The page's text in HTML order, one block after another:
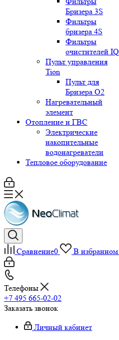
Бризера 3S
Фильтры
бризера 4S
Фильтры
очистителей IQ
Пульт управления
Tion
Пульт для
Бризера O2
Нагревательный
элемент
Отопление и ГВС
Электрические
накопительные
водонагреватели
Тепловое оборудование
Сравнение0 В избранном
Телефоны
+7 495 665-02-02
Заказать звонок
Личный кабинет